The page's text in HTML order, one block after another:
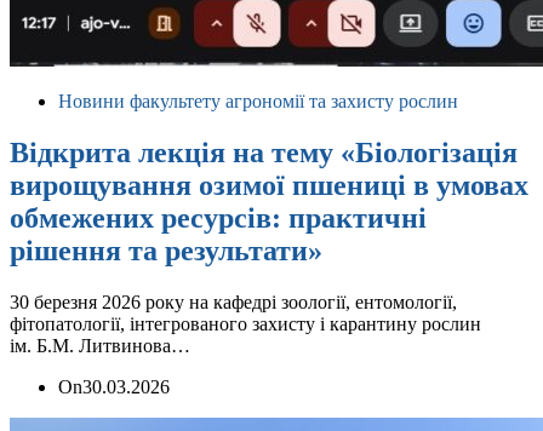
Новини факультету агрономії та захисту рослин
Відкрита лекція на тему «Біологізація
вирощування озимої пшениці в умовах
обмежених ресурсів: практичні
рішення та результати»
30 березня 2026 року на кафедрі зоології, ентомології,
фітопатології, інтегрованого захисту і карантину рослин
ім. Б.М. Литвинова…
On30.03.2026